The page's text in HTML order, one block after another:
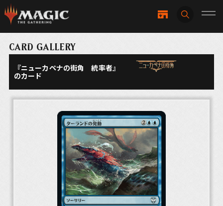
CARD GALLERY
『ニューカペナの街角 統率者』
のカード